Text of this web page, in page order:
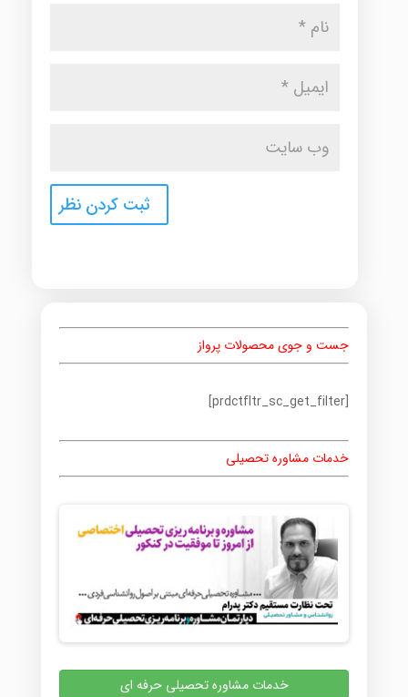
جست و جوی محصولات پرواز
[prdctfltr_sc_get_filter]
خدمات مشاوره تحصیلی
خدمات مشاوره تحصیلی حرفه ای